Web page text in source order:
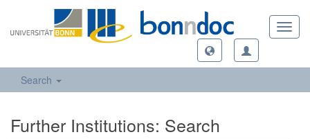
Search
Further Institutions: Search